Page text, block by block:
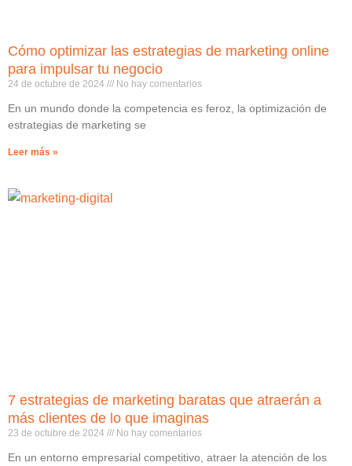
Cómo optimizar las estrategias de marketing online
para impulsar tu negocio
24 de octubre de 2024 No hay comentarios
En un mundo donde la competencia es feroz, la optimización de
estrategias de marketing se
Leer más »
7 estrategias de marketing baratas que atraerán a
más clientes de lo que imaginas
23 de octubre de 2024 No hay comentarios
En un entorno empresarial competitivo, atraer la atención de los